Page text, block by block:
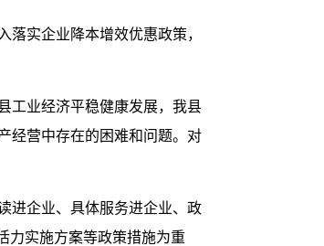
实企业降本增效优惠政策，
工业经济平稳健康发展，我县
经营中存在的困难和问题。对
进企业、具体服务进企业、政
力实施方案等政策措施为重